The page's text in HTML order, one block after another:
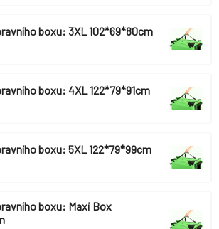
boxu: 3XL 102*69*80cm
boxu: 4XL 122*79*91cm
boxu: 5XL 122*79*99cm
boxu: Maxi Box